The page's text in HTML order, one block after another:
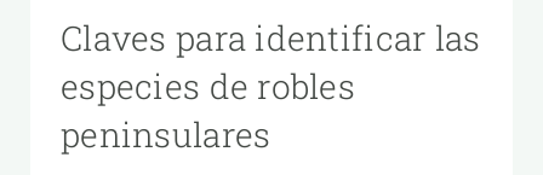
Claves para identificar las
especies de robles
peninsulares